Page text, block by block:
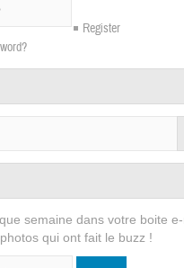
Register
semaine dans votre boite
qui ont fait le buzz !